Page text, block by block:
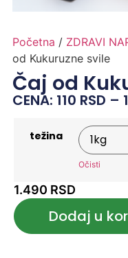
Početna / ZDRAVI
od Kukuruzne svile
Čaj od
CENA: 110 RSD –
težina
Očisti
1.490 RSD
Dodaj u